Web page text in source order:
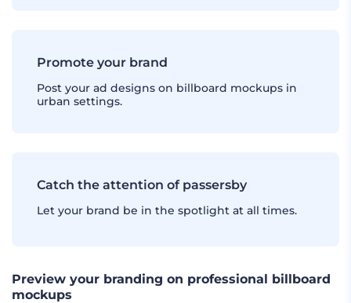
Promote your brand
Post your ad designs on billboard mockups in
urban settings.
Catch the attention of passersby
Let your brand be in the spotlight at all times.
Preview your branding on professional billboard
mockups